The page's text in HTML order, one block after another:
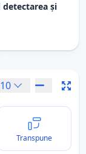
și
10
Transpune